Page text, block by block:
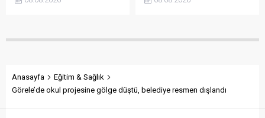
açıklanmamasına tepki
belirterek üreticiyi memnun
savundu.
sökülerek çalındığını açıkladı.
vatandaşlardan ihbar
Anasayfa
Eğitim & Sağlık
Görele’de okul projesine gölge düştü, belediye resmen dışlandı